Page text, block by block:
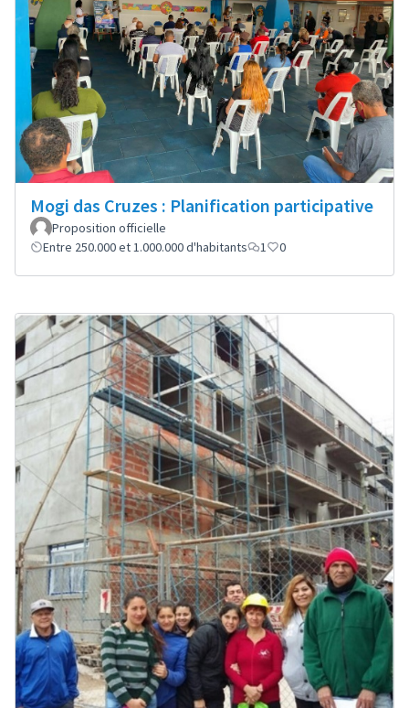
Mogi das Cruzes : Planification participative
Proposition officielle
Entre 250.000 et 1.000.000 d'habitants
1 0